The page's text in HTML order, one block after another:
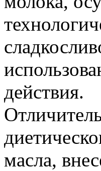
действия.
масла,